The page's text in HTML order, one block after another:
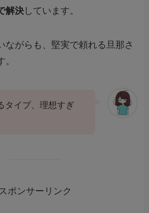
解決 しています。
ながらも、堅実で頼れる旦那さ
タイプ、理想すぎ
スポンサーリンク